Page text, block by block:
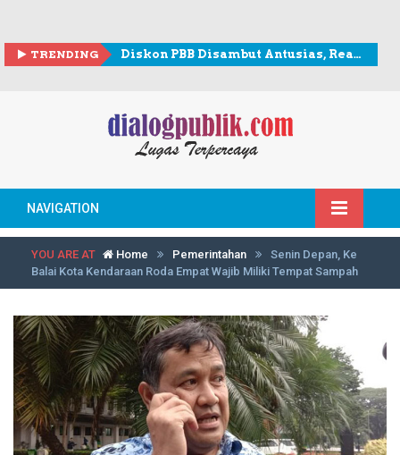
TRENDING Diskon PBB Disambut Antusias, Realisasi Penerimaan Lampaui Rp307 Miliar
NAVIGATION
YOU ARE AT Home Pemerintahan
Senin Depan, Ke
Balai Kota Kendaraan Roda Empat Wajib Miliki Tempat Sampah